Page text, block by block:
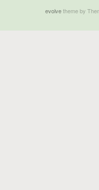
evolvetheme by